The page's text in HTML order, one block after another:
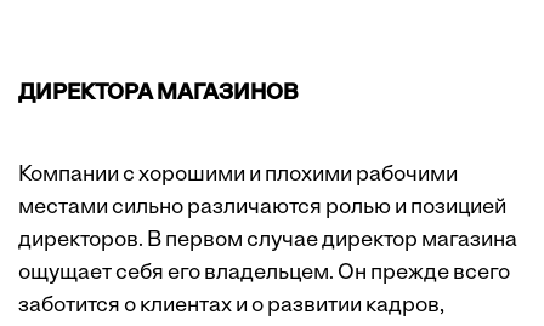
ДИРЕКТОРА МАГАЗИНОВ
Компании с хорошими и плохими рабочими
местами сильно различаются ролью и позицией
директоров. В первом случае директор магазина
ощущает себя его владельцем. Он прежде всего
заботится о клиентах и о развитии кадров,